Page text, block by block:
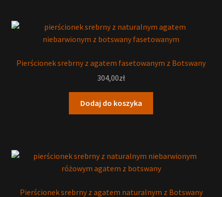
Pierścionek srebrny z agatem fasetowanym z Botswany
304,00zł
Dodaj do koszyka
Pierścionek srebrny z agatem naturalnym z Botswany